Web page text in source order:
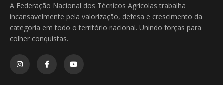
A Federação Nacional dos Técnicos Agrícolas trabalha
incansavelmente pela valorização, defesa e crescimento da
categoria em todo o território nacional. Unindo forças para
colher conquistas.